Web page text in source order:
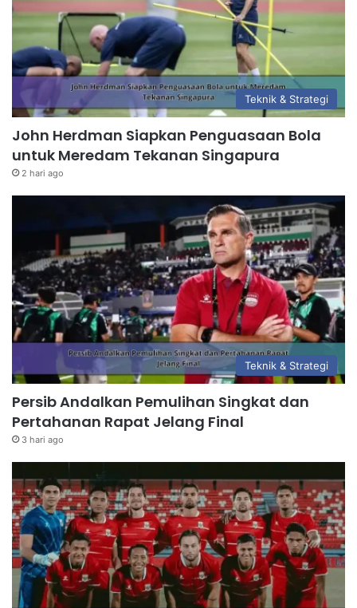
Teknik & Strategi
John Herdman Siapkan Penguasaan Bola
untuk Meredam Tekanan Singapura
2 hari ago
Teknik & Strategi
Persib Andalkan Pemulihan Singkat dan
Pertahanan Rapat Jelang Final
3 hari ago